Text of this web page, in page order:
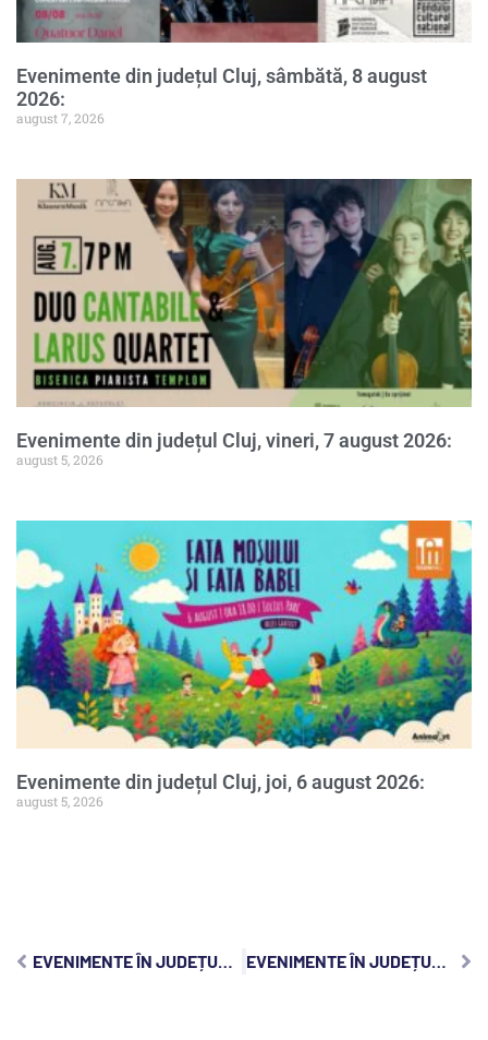
Evenimente din județul Cluj, sâmbătă, 8 august
2026:
august 7, 2026
Evenimente din județul Cluj, vineri, 7 august 2026:
august 5, 2026
Evenimente din județul Cluj, joi, 6 august 2026:
august 5, 2026
EVENIMENTE ÎN JUDEȚUL CLUJ, MARȚI, 2 MAI 2023: EVENIMENTE ÎN JUDEȚUL CLUJ, JOI, 4 MAI 2023: